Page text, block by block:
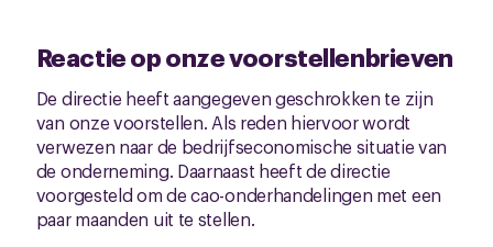
Reactie op onze voorstellenbrieven
De directie heeft aangegeven geschrokken te zijn
van onze voorstellen. Als reden hiervoor wordt
verwezen naar de bedrijfseconomische situatie van
de onderneming. Daarnaast heeft de directie
voorgesteld om de cao-onderhandelingen met een
paar maanden uit te stellen.